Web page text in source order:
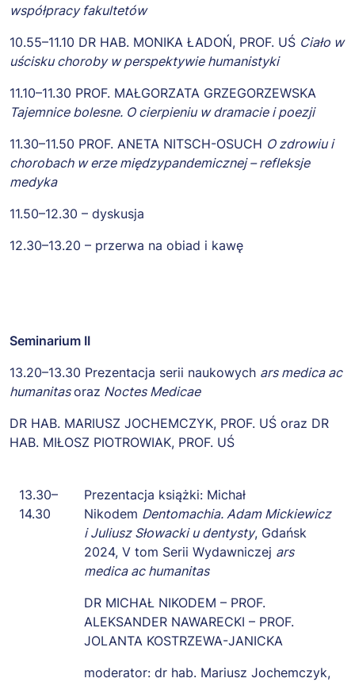
współpracy fakultetów
10.55–11.10 DR HAB. MONIKA ŁADOŃ, PROF. UŚ Ciało w
uścisku choroby w perspektywie humanistyki
11.10–11.30 PROF. MAŁGORZATA GRZEGORZEWSKA
Tajemnice bolesne. O cierpieniu w dramacie i poezji
11.30–11.50 PROF. ANETA NITSCH-OSUCH O zdrowiu i
chorobach w erze międzypandemicznej – refleksje
medyka
11.50–12.30 – dyskusja
12.30–13.20 – przerwa na obiad i kawę
Seminarium II
13.20–13.30 Prezentacja serii naukowych ars medica ac
humanitasoraz Noctes Medicae
DR HAB. MARIUSZ JOCHEMCZYK, PROF. UŚ oraz DR
HAB. MIŁOSZ PIOTROWIAK, PROF. UŚ
13.30–
14.30
Prezentacja książki: Michał
Nikodem Dentomachia. Adam Mickiewicz
i Juliusz Słowacki u dentysty, Gdańsk
2024, V tom Serii Wydawniczej ars
medica ac humanitas
DR MICHAŁ NIKODEM – PROF.
ALEKSANDER NAWARECKI – PROF.
JOLANTA KOSTRZEWA-JANICKA
moderator: dr hab. Mariusz Jochemczyk,